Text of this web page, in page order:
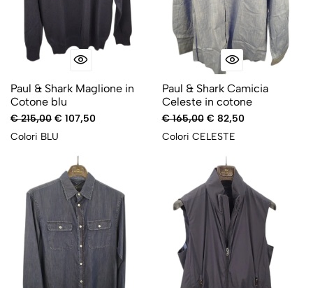
Paul & Shark Maglione in
Cotone blu
€ 215,00 € 107,50
Colori BLU
Paul & Shark Camicia
Celeste in cotone
€ 165,00€ 82,50
Colori CELESTE